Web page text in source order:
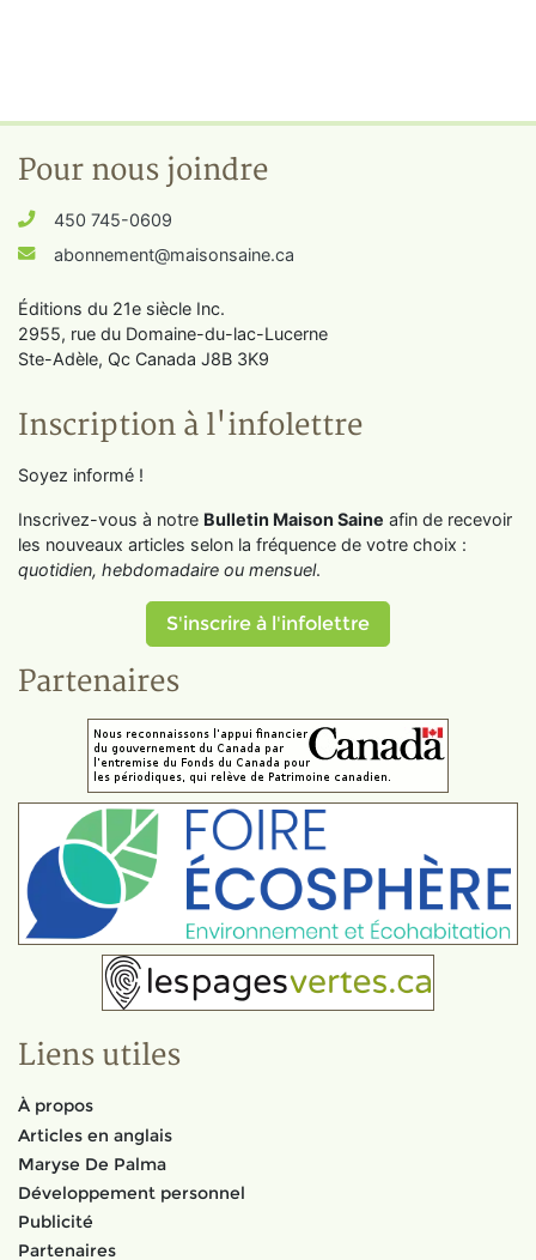
Pour nous joindre
450 745-0609
abonnement@maisonsaine.ca
Éditions du 21e siècle Inc.
2955, rue du Domaine-du-lac-Lucerne
Ste-Adèle, Qc Canada J8B 3K9
Inscription à l'infolettre
Soyez informé !
Inscrivez-vous à notre Bulletin Maison Saine afin de recevoir
les nouveaux articles selon la fréquence de votre choix :
quotidien, hebdomadaire ou mensuel.
S'inscrire à l'infolettre
Partenaires
Liens utiles
À propos
Articles en anglais
Maryse De Palma
Développement personnel
Publicité
Partenaires